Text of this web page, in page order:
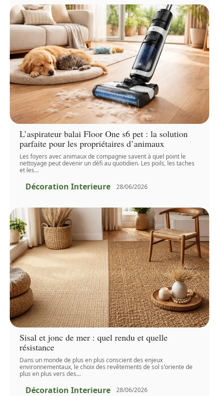
L’aspirateur balai Floor One s6 pet : la solution
parfaite pour les propriétaires d’animaux
Les foyers avec animaux de compagnie savent à quel point le
nettoyage peut devenir un défi au quotidien. Les poils, les taches
et les…
Décoration Interieure 28/06/2026
Sisal et jonc de mer : quel rendu et quelle
résistance
Dans un monde de plus en plus conscient des enjeux
environnementaux, le choix des revêtements de sol s'oriente de
plus en plus vers des…
Décoration Interieure 28/06/2026